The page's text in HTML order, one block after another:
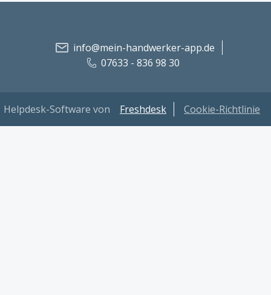
info@mein-handwerker-app.de
07633 - 836 98 30
Helpdesk-Software von Freshdesk Cookie-Richtlinie